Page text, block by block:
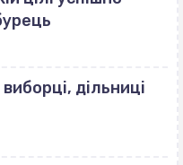
дільниці